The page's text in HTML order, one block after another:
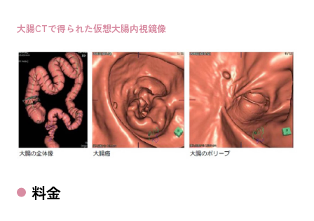
大腸CTで得られた仮想大腸内視鏡像
料金